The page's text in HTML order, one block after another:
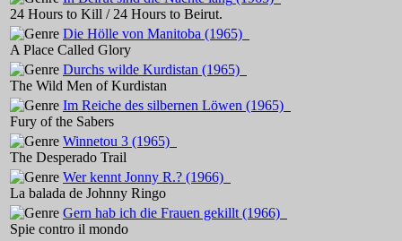
24 Hours to Kill / 24 Hours to Beirut.
Die Hölle von Manitoba (1965)
A Place Called Glory
Durchs wilde Kurdistan (1965)
The Wild Men of Kurdistan
Im Reiche des silbernen Löwen (1965)
Fury of the Sabers
Winnetou 3 (1965)
The Desperado Trail
Wer kennt Jonny R.? (1966)
La balada de Johnny Ringo
Gern hab ich die Frauen gekillt (1966)
Spie contro il mondo